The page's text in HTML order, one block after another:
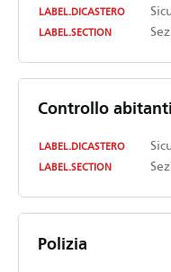
LABEL.DICASTERO
LABEL.SECTION
Controllo abitanti
LABEL.DICASTERO
LABEL.SECTION
Polizia